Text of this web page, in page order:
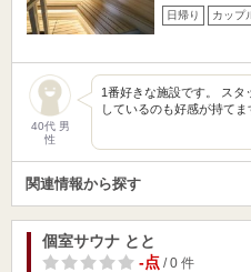
日帰り カップ
40代 男
性
1番好きな施設です。 ス
しているのも好感が持てま
関連情報から探す
個室サウナ とと
-点/ 0 件